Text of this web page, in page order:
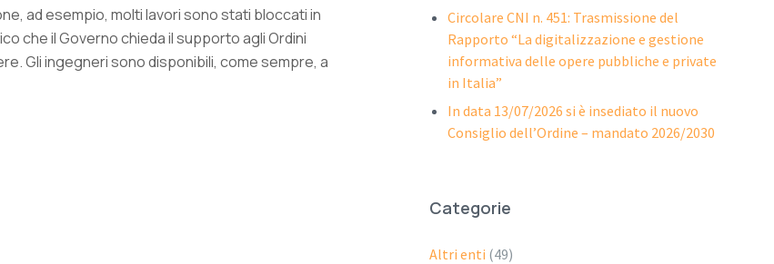
ad esempio, molti lavori sono stati bloccati in
che il Governo chieda il supporto agli Ordini
Gli ingegneri sono disponibili, come sempre, a
Circolare CNI n. 451: Trasmissione del
Rapporto “La digitalizzazione e gestione
informativa delle opere pubbliche e private
in Italia”
In data 13/07/2026 si è insediato il nuovo
Consiglio dell’Ordine – mandato 2026/2030
Categorie
Altri enti (49)